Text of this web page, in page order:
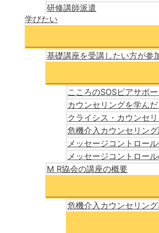
研修講師派遣
学びたい
基礎講座を受講したい方が参
こころのSOSピアサポ
カウンセリングを学ん
クライシス・カウンセ
危機介入カウンセリン
メッセージコントロー
メッセージコントロー
M R協会の講座の概要
危機介入カウンセリン